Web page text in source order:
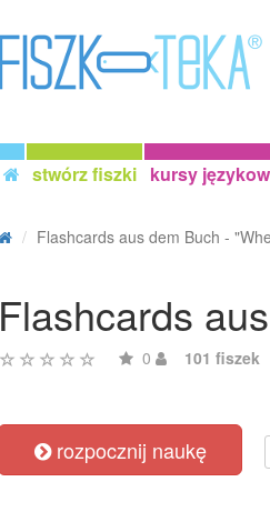
stwórz fiszki kursy
Flashcards aus dem Buch -
Flashcards
0 101 fiszek
rozpocznij naukę